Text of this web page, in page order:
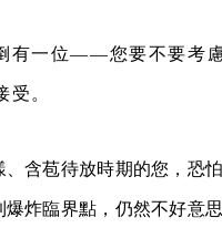
有一位——您要不要考
受。
含苞待放時期的您，恐
炸臨界點，仍然不好意